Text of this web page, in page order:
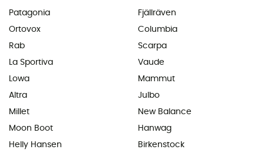
Patagonia
Ortovox
Rab
La Sportiva
Lowa
Altra
Millet
Moon Boot
Helly Hansen
Fjällräven
Columbia
Scarpa
Vaude
Mammut
Julbo
New Balance
Hanwag
Birkenstock